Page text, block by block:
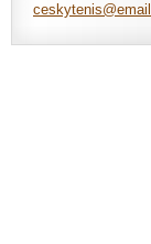
ceskytenis@email